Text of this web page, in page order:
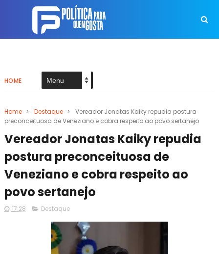
HOME
Home > Destaque >
Vereador Jonatas Kaiky repudia postura
preconceituosa de Veneziano e cobra respeito ao povo sertanejo
Vereador Jonatas Kaiky repudia
postura preconceituosa de
Veneziano e cobra respeito ao
povo sertanejo
17:28 Destaque